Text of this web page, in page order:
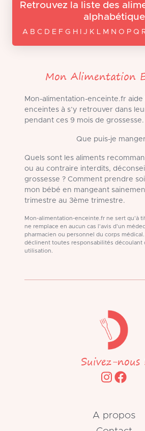
Retrouvez la liste des
alphabétique
A B C D E F G H I J K L M N O P Q
Mon Alimentation
Mon-alimentation-enceinte.fr aide
enceintes à s’y retrouver dans
pendant ces 9 mois de grossesse.
Que puis-je
Quels sont les aliments
ou au contraire interdits,
grossesse ? Comment prendre
mon bébé en mangeant
trimestre au 3ème trimestre.
Mon-alimentation-enceinte.fr ne sert qu'à
ne remplace en aucun cas l'avis d'un
pharmacien ou personnel du corps
déclinent toutes responsabilités découlant
utilisation.
Suivez-nous
A propos